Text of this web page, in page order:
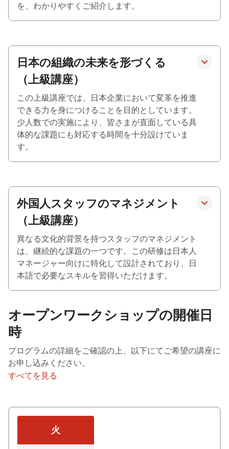
を、わかりやすくご紹介します。
日本の組織の未来を形づくる
（上級講座）
この上級講座では、日本企業において変革を推進
できる力を身につけることを目的としています。
少人数での実施により、皆さまが直面している具
体的な課題にも対応する時間を十分設けていま
す。
外国人スタッフのマネジメント
（上級講座）
異なる文化的背景を持つスタッフのマネジメント
は、継続的な課題の一つです。この研修は日本人
マネージャー向けに特化して設計されており、日
本語で必要なスキルを習得いただけます。
オープンワークショップの開催日
時
プログラムの詳細をご確認の上、以下にてご希望の講座に
お申し込みください。
すべてを見る
火